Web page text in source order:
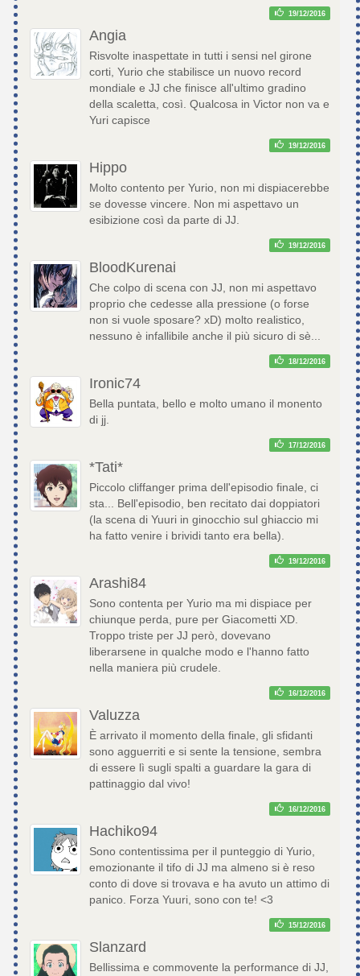
19/12/2016
Angia
Risvolte inaspettate in tutti i sensi nel girone
corti, Yurio che stabilisce un nuovo record
mondiale e JJ che finisce all'ultimo gradino
della scaletta, così. Qualcosa in Victor non va e
Yuri capisce
19/12/2016
Hippo
Molto contento per Yurio, non mi dispiacerebbe
se dovesse vincere. Non mi aspettavo un
esibizione così da parte di JJ.
19/12/2016
BloodKurenai
Che colpo di scena con JJ, non mi aspettavo
proprio che cedesse alla pressione (o forse
non si vuole sposare? xD) molto realistico,
nessuno è infallibile anche il più sicuro di sè...
18/12/2016
Ironic74
Bella puntata, bello e molto umano il monento
di jj.
17/12/2016
*Tati*
Piccolo cliffanger prima dell'episodio finale, ci
sta... Bell'episodio, ben recitato dai doppiatori
(la scena di Yuuri in ginocchio sul ghiaccio mi
ha fatto venire i brividi tanto era bella).
19/12/2016
Arashi84
Sono contenta per Yurio ma mi dispiace per
chiunque perda, pure per Giacometti XD.
Troppo triste per JJ però, dovevano
liberarsene in qualche modo e l'hanno fatto
nella maniera più crudele.
16/12/2016
Valuzza
È arrivato il momento della finale, gli sfidanti
sono agguerriti e si sente la tensione, sembra
di essere lì sugli spalti a guardare la gara di
pattinaggio dal vivo!
16/12/2016
Hachiko94
Sono contentissima per il punteggio di Yurio,
emozionante il tifo di JJ ma almeno si è reso
conto di dove si trovava e ha avuto un attimo di
panico. Forza Yuuri, sono con te! <3
15/12/2016
Slanzard
Bellissima e commovente la performance di JJ,